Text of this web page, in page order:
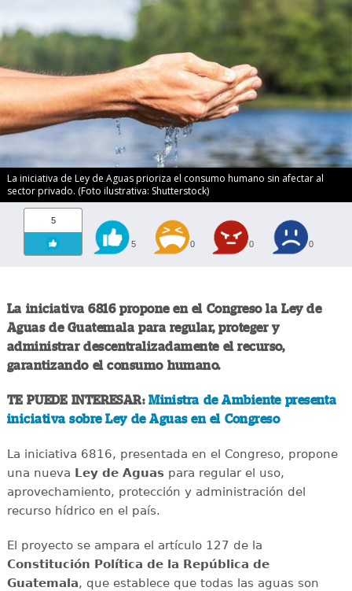
La iniciativa de Ley de Aguas prioriza el consumo humano sin afectar al
sector privado. (Foto ilustrativa: Shutterstock)
5
5 0 0 0
La iniciativa 6816 propone en el Congreso la Ley de
Aguas de Guatemala para regular, proteger y
administrar descentralizadamente el recurso,
garantizando el consumo humano.
TE PUEDE INTERESAR:Ministra de Ambiente presenta
iniciativa sobre Ley de Aguas en el Congreso
La iniciativa 6816, presentada en el Congreso, propone
una nueva Ley de Aguaspara regular el uso,
aprovechamiento, protección y administración del
recurso hídrico en el país.
El proyecto se ampara el artículo 127 de la
Constitución Política de la República de
Guatemala, que establece que todas las aguas son